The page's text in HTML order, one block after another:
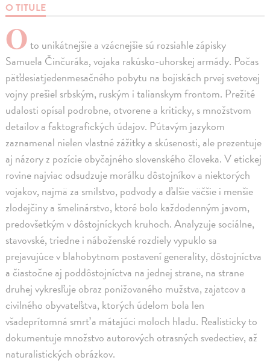
O TITULE
Oto unikátnejšie a vzácnejšie sú rozsiahle zápisky
Samuela Činčuráka, vojaka rakúsko-uhorskej armády. Počas
päťdesiatjedenmesačného pobytu na bojiskách prvej svetovej
vojny prešiel srbským, ruským i talianskym frontom. Prežité
udalosti opísal podrobne, otvorene a kriticky, s množstvom
detailov a faktografických údajov. Pútavým jazykom
zaznamenal nielen vlastné zážitky a skúsenosti, ale prezentuje
aj názory z pozície obyčajného slovenského človeka. V etickej
rovine najviac odsudzuje morálku dôstojníkov a niektorých
vojakov, najmä za smilstvo, podvody a ďalšie väčšie i menšie
zlodejčiny a šmelinárstvo, ktoré bolo každodenným javom,
predovšetkým v dôstojníckych kruhoch. Analyzuje sociálne,
stavovské, triedne i náboženské rozdiely vypuklo sa
prejavujúce v blahobytnom postavení generality, dôstojníctva
a čiastočne aj poddôstojníctva na jednej strane, na strane
druhej vykresľuje obraz ponižovaného mužstva, zajatcov a
civilného obyvateľstva, ktorých údelom bola len
všadeprítomná smrť a mátajúci moloch hladu. Realisticky to
dokumentuje množstvo autorových otrasných svedectiev, až
naturalistických obrázkov.